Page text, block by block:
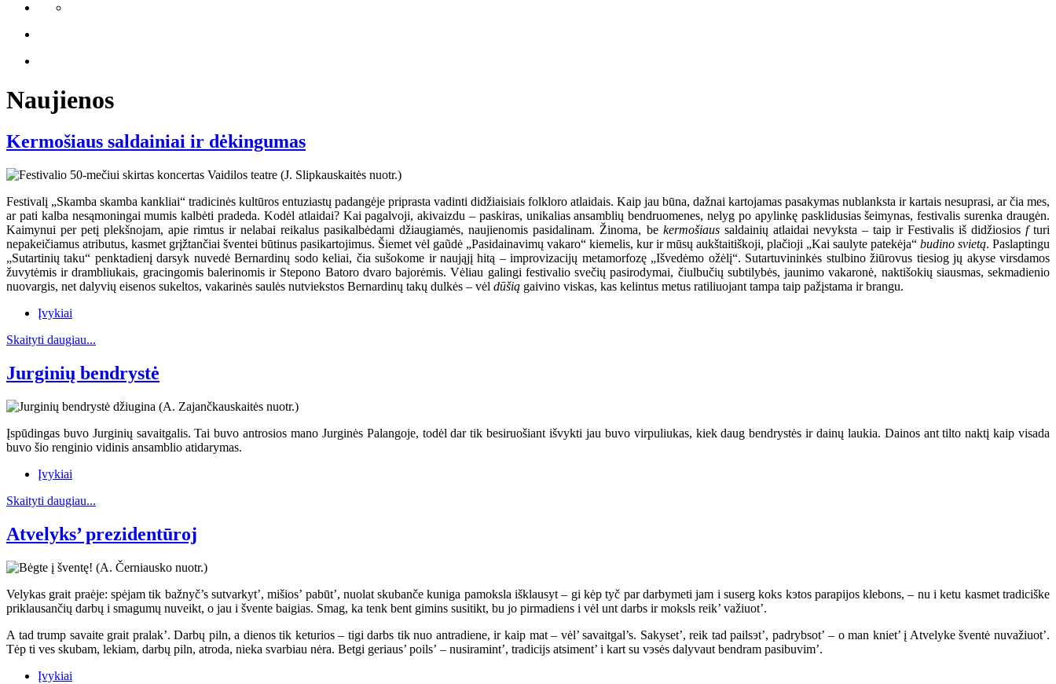
Naujienos
Kermošiaus saldainiai ir dėkingumas
Festivalį „Skamba skamba kankliai“ tradicinės kultūros entuziastų padangėje priprasta vadinti didžiaisiais folkloro atlaidais. Kaip jau būna, dažnai kartojamas pasakymas nublanksta ir kartais nesuprasi, ar čia mes,
ar pati kalba nesąmoningai mumis kalbėti pradeda. Kodėl atlaidai? Kai pagalvoji, akivaizdu – paskiras, unikalias ansamblių bendruomenes, nelyg po apylinkę pasklidusias šeimynas, festivalis surenka draugėn.
Kaimynui per petį plekšnojam, apie rimtus ir nelabai reikalus pasikalbėdami džiaugiamės, naujienomis pasidalinam. Žinoma, be kermošiaussaldainių atlaidai nevyksta – taip ir Festivalis iš didžiosios fturi
nepakeičiamus atributus, kasmet grįžtančiai šventei būtinus pasikartojimus. Šiemet vėl gaũdė „Pasidainavimų vakaro“ kiemelis, kur ir mūsų aukštaitiškoji, plačioji „Kai saulyte patekėja“ budino svietą. Paslaptingu
„Sutartinių taku“ penktadienį darsyk nuvedė Bernardinų sodo keliai, čia sušokome ir naująjį hitą – improvizacijų metamorfozę „Išvedėmo ožėlį“. Sutartuvininkės stulbino žiūrovus tiesiog jų akyse virsdamos
žuvytėmis ir drambliukais, gracingomis balerinomis ir Stepono Batoro dvaro bajorėmis. Vėliau galingi festivalio svečių pasirodymai, čiulbučių subtilybės, jaunimo vakaronė, naktišokių siausmas, sekmadienio
nuovargis, net dalyvių eisenos sukeltos, vakarinės saulės nutviekstos Bernardinų takų dulkės – vėl dūšią gaivino viskas, kas kelintus metus ratiliuojant tampa taip pažįstama ir brangu.
Įvykiai
Skaityti daugiau...
Jurginių bendrystė
Įspūdingas buvo Jurginių savaitgalis. Tai buvo antrosios mano Jurginės Palangoje, todėl dar tik besiruošiant išvykti jau buvo virpuliukas, kiek daug bendrystės ir dainų laukia. Dainos ant tilto naktį kaip visada
buvo šio renginio vidinis ansamblio atidarymas.
Įvykiai
Skaityti daugiau...
Atvelyks’ prezidentūroj
Velykas grait praėje: spėjam tik bažnyč’s sutvarkyt’, mišios’ pabūt’, nuolat skubanče kuniga pamoksla išklausyt – gi kėp tyč par darbymeti jam i suserg koks kэtos parapijos klebons, – nu i ketu kasmet tradiciške
priklausančių darbų i smagumų nuveikt, o jau i švente baigias. Smag, ka tenk bent gimins susitikt, bu jo pirmadiens i vėl unt darbs ir moksls reik’ važiuot’.
A tad trump savaite grait pralak’. Darbų piln, a dienos tik keturios – tigi darbs tik nuo antradiene, ir kaip mat – vėl’ savaitgal’s. Sakyset’, reik tad pailsэt’, padrybsot’ – o man kniet’ į Atvelyke šventė nuvažiuot’.
Tėp ti ves skubam, lekiam, darbų piln, atroda, nieka svarbiau nėra. Betgi geriaus’ poils’ – nusiramint’, tradicijs atsiment’ i kart su vэsės dalyvaut bendram pasibuvim’.
Įvykiai